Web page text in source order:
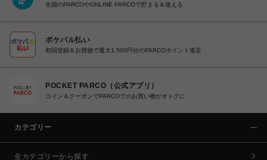
全国のPARCOやONLINE PARCOで貯まる＆使える
ポケパル払い
初回登録＆お買物で最大1,500円分のPARCOポイント進呈
POCKET PARCO（公式アプリ）
コイン＆クーポンでPARCOでのお買い物がオトクに
カテゴリー
全カテゴリーから探す